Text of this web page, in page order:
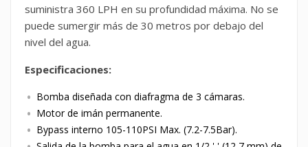
suministra 360 LPH en su profundidad máxima. No se
puede sumergir más de 30 metros por debajo del
nivel del agua.
Especificaciones:
Bomba diseñada con diafragma de 3 cámaras.
Motor de imán permanente.
Bypass interno 105-110PSI Max. (7.2-7.5Bar).